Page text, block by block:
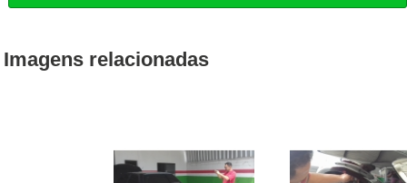
Imagens relacionadas